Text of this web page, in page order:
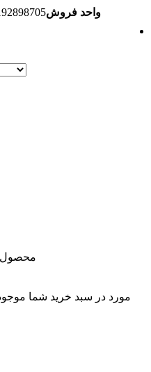
واحد فروش-- 021-76447285
محصول
مورد در سبد خرید شما